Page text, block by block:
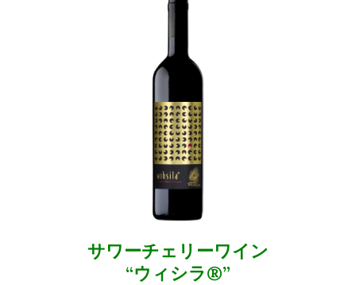
サワーチェリーワイン
“ウィシラ®”